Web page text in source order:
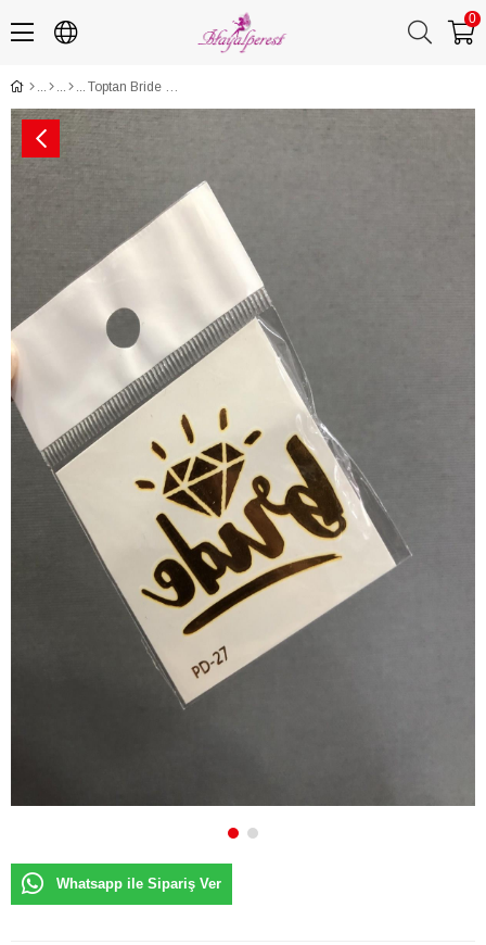
0
Toptan Bride Line Geçici Dövme
Whatsapp ile Sipariş Ver